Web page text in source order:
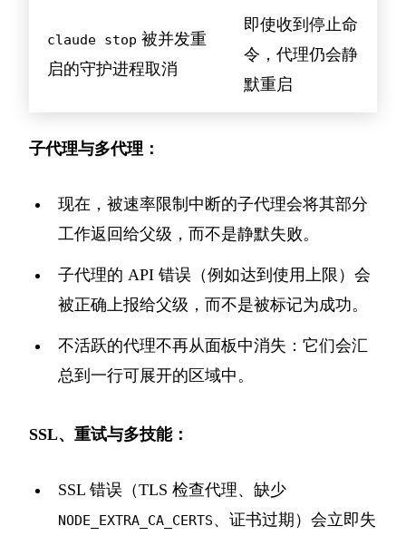
claude stop 被并发重
启的守护进程取消
即使收到停止命
令，代理仍会静
默重启
子代理与多代理：
现在，被速率限制中断的子代理会将其部分
工作返回给父级，而不是静默失败。
子代理的 API 错误（例如达到使用上限）会
被正确上报给父级，而不是被标记为成功。
不活跃的代理不再从面板中消失：它们会汇
总到一行可展开的区域中。
SSL、重试与多技能：
SSL 错误（TLS 检查代理、缺少
NODE_EXTRA_CA_CERTS、证书过期）会立即失